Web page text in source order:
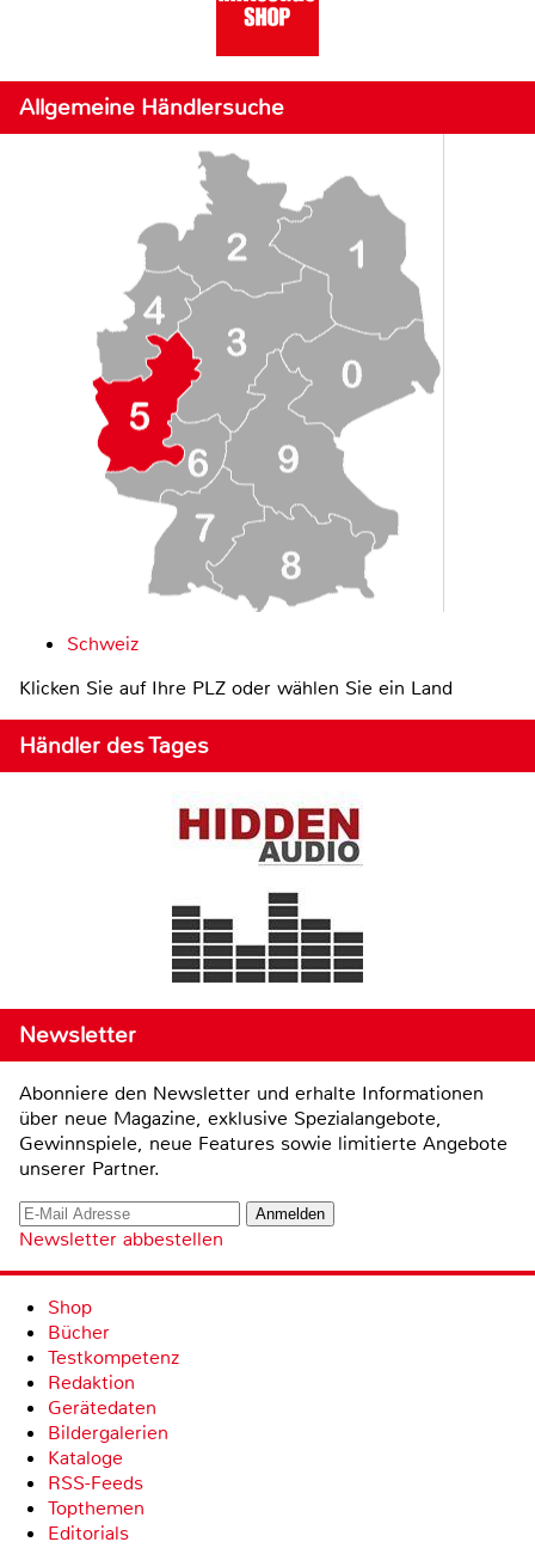
Allgemeine Händlersuche
Schweiz
Klicken Sie auf Ihre PLZ oder wählen Sie ein Land
Händler des Tages
Newsletter
Abonniere den Newsletter und erhalte Informationen
über neue Magazine, exklusive Spezialangebote,
Gewinnspiele, neue Features sowie limitierte Angebote
unserer Partner.
Newsletter abbestellen
Shop
Bücher
Testkompetenz
Redaktion
Gerätedaten
Bildergalerien
Kataloge
RSS-Feeds
Topthemen
Editorials